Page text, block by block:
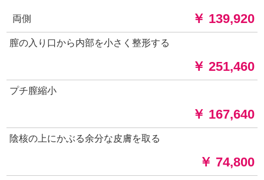
両側 ￥ 139,920
膣の入り口から内部を小さく整形する
￥ 251,460
プチ膣縮小
￥ 167,640
陰核の上にかぶる余分な皮膚を取る
￥ 74,800